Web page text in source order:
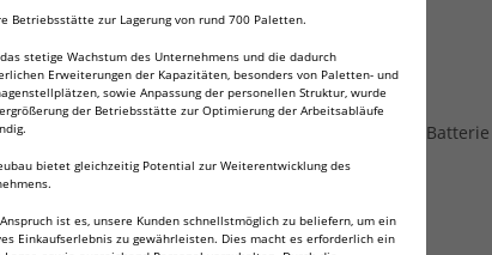
Betriebsstätte zur Lagerung von rund 700 Paletten.
stetige Wachstum des Unternehmens und die dadurch
Erweiterungen der Kapazitäten, besonders von Paletten- und
sowie Anpassung der personellen Struktur, wurde
der Betriebsstätte zur Optimierung der Arbeitsabläufe
bietet gleichzeitig Potential zur Weiterentwicklung des
ist es, unsere Kunden schnellstmöglich zu beliefern, um ein
Einkaufserlebnis zu gewährleisten. Dies macht es erforderlich ein
bitte diese Tabelle dazu, um die für Sie richtige